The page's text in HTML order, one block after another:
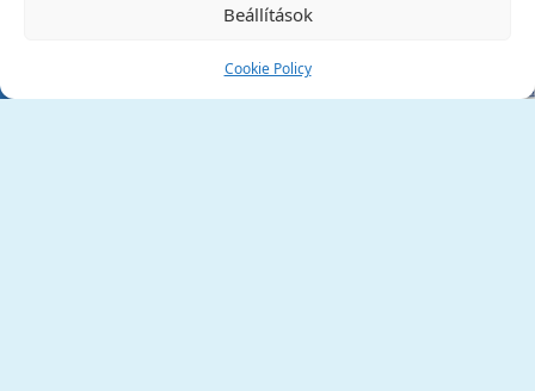
Beállítások
Cookie Policy
Tata Város Önkormányzata